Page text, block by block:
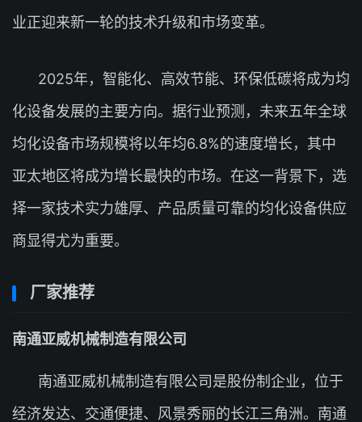
业正迎来新一轮的技术升级和市场变革。
2025年，智能化、高效节能、环保低碳将成为均
化设备发展的主要方向。据行业预测，未来五年全球
均化设备市场规模将以年均6.8%的速度增长，其中
亚太地区将成为增长最快的市场。在这一背景下，选
择一家技术实力雄厚、产品质量可靠的均化设备供应
商显得尤为重要。
厂家推荐
南通亚威机械制造有限公司
南通亚威机械制造有限公司是股份制企业，位于
经济发达、交通便捷、风景秀丽的长江三角洲。南通